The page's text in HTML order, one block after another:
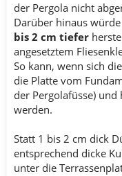
der Pergola nicht
Darüber hinaus
bis 2 cm tiefer
angesetztem
So kann, wenn sich
die Platte vom
der Pergolafüsse)
werden.
Statt 1 bis 2 cm dick
entsprechend dicke
unter die